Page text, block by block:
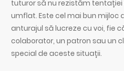
tuturor să nu rezistăm
umflat. Este cel mai bun mijloc
anturajul să lucreze cu voi, fie
colaborator, un patron sau un
special de aceste situații.